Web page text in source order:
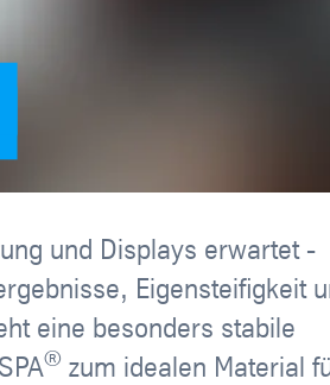
und Displays erwartet -
Eigensteifigkeit
eine besonders stabile
® zum idealen Material